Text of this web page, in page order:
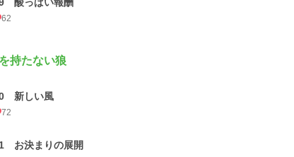
62
持たない狼
新しい風
72
お決まりの展開